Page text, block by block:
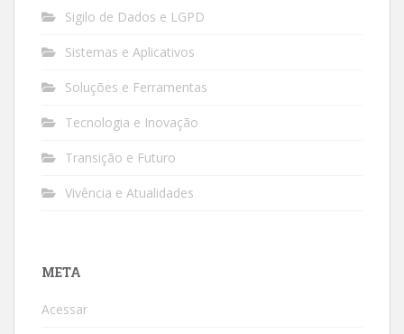
Sigilo de Dados e LGPD
Sistemas e Aplicativos
Soluções e Ferramentas
Tecnologia e Inovação
Transição e Futuro
Vivência e Atualidades
META
Acessar